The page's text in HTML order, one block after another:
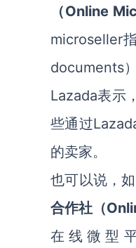
（Online
microseller
documents）
Lazada表示
些通过
的卖家。
也可以说，
合作社（
在线微型